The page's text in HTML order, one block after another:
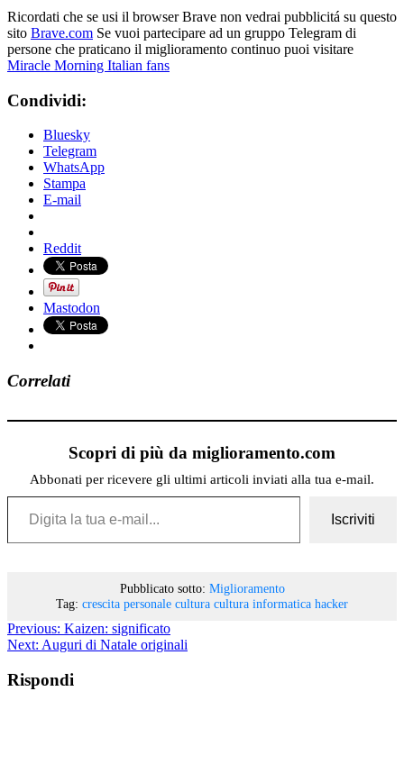
Ricordati che se usi il browser Brave non vedrai pubblicitá su questo
sito Brave.com Se vuoi partecipare ad un gruppo Telegram di
persone che praticano il miglioramento continuo puoi visitare
Miracle Morning Italian fans
Condividi:
Bluesky
Telegram
WhatsApp
Stampa
E-mail
Reddit
Mastodon
Correlati
Scopri di più da miglioramento.com
Abbonati per ricevere gli ultimi articoli inviati alla tua e-mail.
Digita la tua e-mail...
Iscriviti
Pubblicato sotto: Miglioramento
Tag: crescita personale cultura cultura informatica hacker
Previous: Kaizen: significato
Next: Auguri di Natale originali
Rispondi